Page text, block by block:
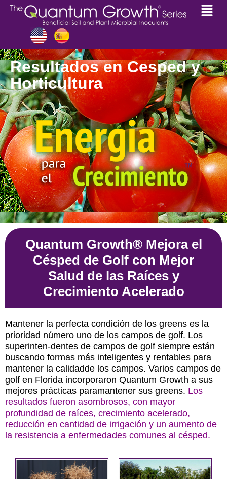
Resultados en Cesped y
Horticultura
Quantum Growth® Mejora el
Césped de Golf con Mejor
Salud de las Raíces y
Crecimiento Acelerado
Mantener la perfecta condición de los greens es la
prioridad número uno de los campos de golf. Los
superinten-dentes de campos de golf siempre están
buscando formas más inteligentes y rentables para
mantener la calidadde los campos. Varios campos de
golf en Florida incorporaron Quantum Growth a sus
mejores prácticas paramantener sus greens. Los
resultados fueron asombrosos, con mayor
profundidad de raíces, crecimiento acelerado,
reducción en cantidad de irrigación y un aumento de
la resistencia a enfermedades comunes al césped.